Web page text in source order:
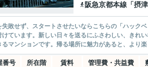
阪急京都本線 「 摂
失敗せず、スタートさせたいならこちらの「ハック
けています。新しい日々を送るにふさわしい、きれ
るマンションです。帰る場所に魅力があると、より
番号 所在階 賃料 管理費・共益費